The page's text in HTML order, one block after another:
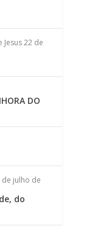
Jesus22 de
DO
de julho de
do